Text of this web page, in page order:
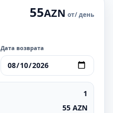
55AZN от/ день
Дата возврата
1
55 AZN